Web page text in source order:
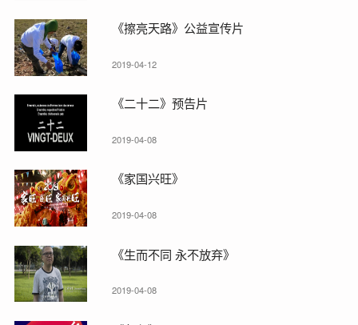
《擦亮天路》公益宣传片
2019-04-12
《二十二》预告片
2019-04-08
《家国兴旺》
2019-04-08
《生而不同 永不放弃》
2019-04-08